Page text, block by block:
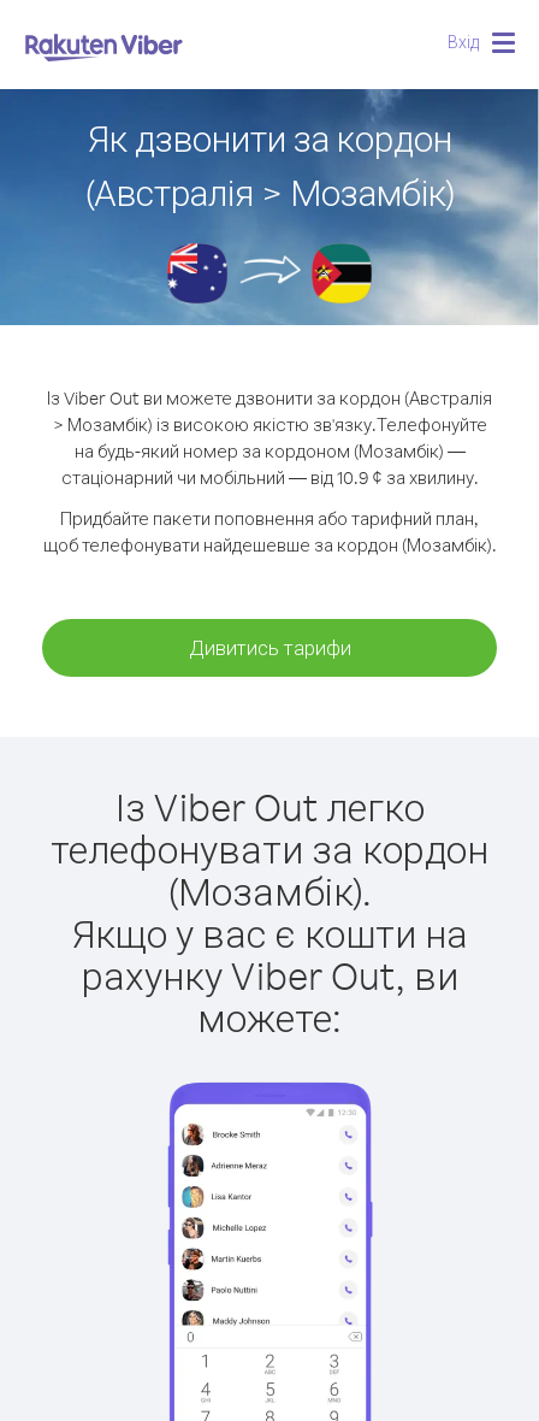
Вхід
Як дзвонити за кордон
(Австралія > Мозамбік)
Із Viber Out ви можете дзвонити за кордон (Австралія
> Мозамбік) із високою якістю зв'язку.Телефонуйте
на будь-який номер за кордоном (Мозамбік) —
стаціонарний чи мобільний — від 10.9 ¢ за хвилину.
Придбайте пакети поповнення або тарифний план,
щоб телефонувати найдешевше за кордон (Мозамбік).
Дивитись тарифи
Із Viber Out легко
телефонувати за кордон
(Мозамбік).
Якщо у вас є кошти на
рахунку Viber Out, ви
можете: